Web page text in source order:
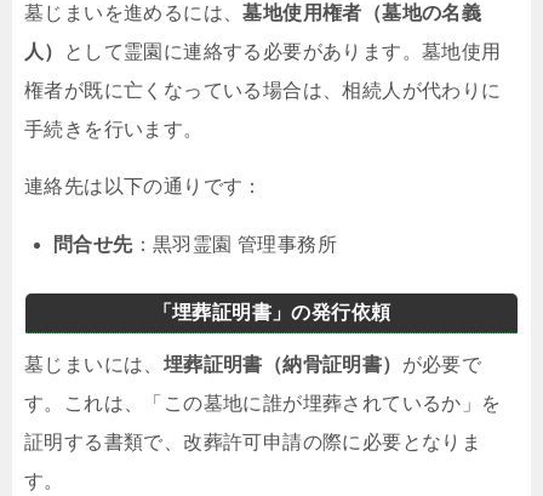
墓じまいを進めるには、墓地使用権者（墓地の名義
人）
として霊園に連絡する必要があります。墓地使用
権者が既に亡くなっている場合は、相続人が代わりに
手続きを行います。
連絡先は以下の通りです：
問合せ先：黒羽霊園 管理事務所
「埋葬証明書」の発行依頼
墓じまいには、 埋葬証明書（納骨証明書） が必要で
す。これは、「この墓地に誰が埋葬されているか」を
証明する書類で、改葬許可申請の際に必要となりま
す。